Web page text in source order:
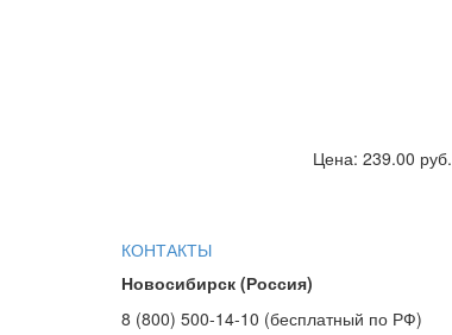
Цена: 239.00 руб.
КОНТАКТЫ
Новосибирск (Россия)
8 (800) 500-14-10 (бесплатный по РФ)